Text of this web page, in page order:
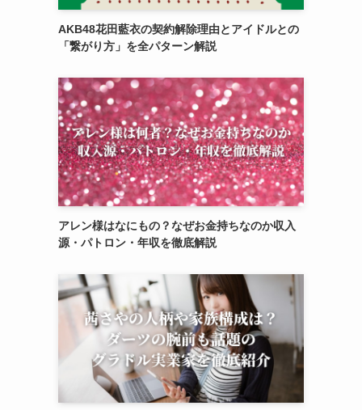
AKB48花田藍衣の契約解除理由とアイドルとの
「繋がり方」を全パターン解説
アレン様はなにもの？なぜお金持ちなのか収入
源・パトロン・年収を徹底解説